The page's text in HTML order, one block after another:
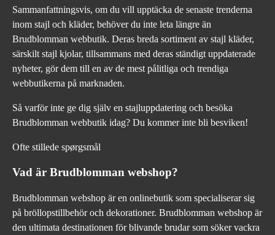
Sammanfattningsvis, om du vill upptäcka de senaste trenderna
inom stajl och kläder, behöver du inte leta längre än
Brudblomman webbutik. Deras breda sortiment av stajl kläder,
särskilt stajl kjolar, tillsammans med deras ständigt uppdaterade
nyheter, gör dem till en av de mest pålitliga och trendiga
webbutikerna på marknaden.
Så varför inte ge dig själv en stajluppdatering och besöka
Brudblomman webbutik idag? Du kommer inte bli besviken!
Ofte stillede spørgsmål
Vad är Brudblomman webshop?
Brudblomman webshop är en onlinebutik som specialiserar sig
på bröllopstillbehör och dekorationer. Brudblomman webshop är
den ultimata destinationen för blivande brudar som söker vackra